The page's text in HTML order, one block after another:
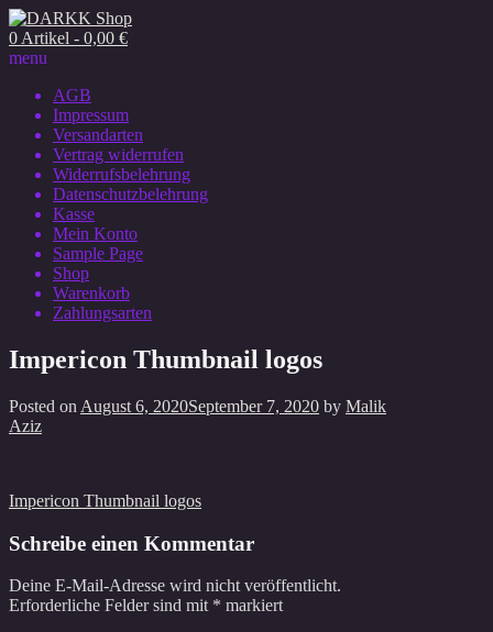
0 Artikel - 0,00 €
menu
AGB
Impressum
Versandarten
Vertrag widerrufen
Widerrufsbelehrung
Datenschutzbelehrung
Kasse
Mein Konto
Sample Page
Shop
Warenkorb
Zahlungsarten
Impericon Thumbnail logos
Posted on August 6, 2020September 7, 2020 by Malik
Aziz
Beitragsnavigation
Impericon Thumbnail logos
Schreibe einen Kommentar
Deine E-Mail-Adresse wird nicht veröffentlicht.
Erforderliche Felder sind mit * markiert